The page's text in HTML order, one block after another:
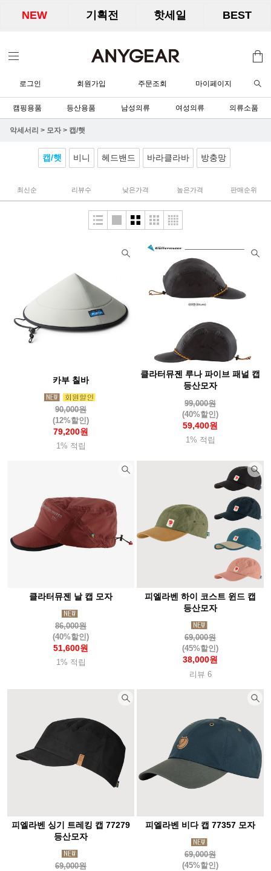
NEW 기획전 핫세일 BEST
로그인 회원가입 주문조회 마이페이지
캠핑용품 등산용품 남성의류 여성의류 의류소품
악세서리 > 모자> 캡/햇
캡/햇 비니 헤드밴드 바라클라바 방충망
최신순 리뷰수 낮은가격 높은가격 판매순위
카부 칠바
90,000원
(12%할인)
79,200원
1% 적립
클라터뮤젠 루나 파이브 패널 캡
등산모자
99,000원
(40%할인)
59,400원
1% 적립
클라터뮤젠 날 캡 모자
86,000원
(40%할인)
51,600원
1% 적립
피엘라벤 하이 코스트 윈드 캡
등산모자
69,000원
(45%할인)
38,000원
리뷰 6
피엘라벤 싱기 트레킹 캡 77279
등산모자
69,000원
피엘라벤 비다 캡 77357 모자
69,000원
(45%할인)